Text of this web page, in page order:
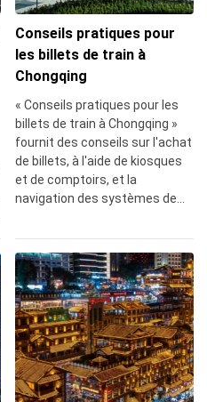
Conseils pratiques pour
les billets de train à
Chongqing
« Conseils pratiques pour les
billets de train à Chongqing »
fournit des conseils sur l'achat
de billets, à l'aide de kiosques
et de comptoirs, et la
navigation des systèmes de
vitesse de la ville pour une
expérience de voyage facile.